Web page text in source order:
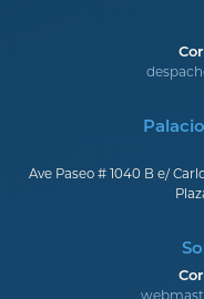
Ave Paseo # 1040 B e/